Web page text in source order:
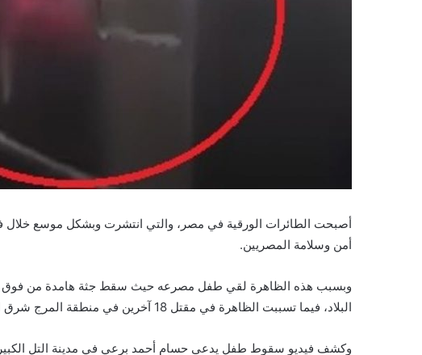
أصبحت الطائرات الورقية في مصر، والتي انتشرت وبشكل موسع خلال
أمن وسلامة المصريين.
وبسبب هذه الظاهرة لقي طفل مصرعه حيث سقط جثة هامدة من فوق
البلاد، فيما تسببت الظاهرة في مقتل 18 آخرين في منطقة المرج شرق القاهرة.
وكشف فيديو سقوط طفل يدعى حسام أحمد برعي في مدينة التل الكبير